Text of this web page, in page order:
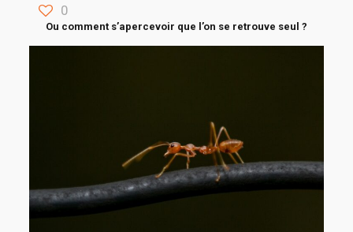
0
Ou comment s’apercevoir que l’on se retrouve seul ?